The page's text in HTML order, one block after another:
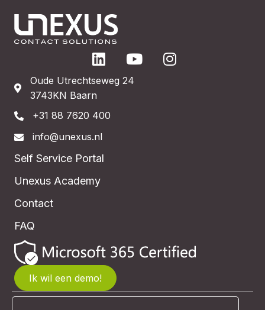
Oude Utrechtseweg 24
3743KN Baarn
+31 88 7620 400
info@unexus.nl
Self Service Portal
Unexus Academy
Contact
FAQ
Ik wil een demo!